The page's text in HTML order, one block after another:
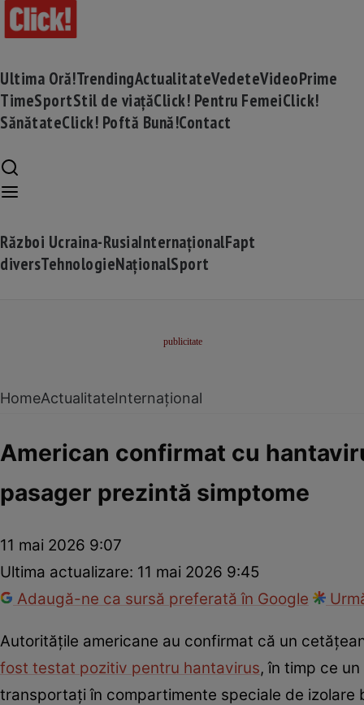
Ultima Oră!TrendingActualitateVedeteVideoPrime
TimeSportStil de viațăClick! Pentru FemeiClick!
SănătateClick! Poftă Bună!Contact
Război Ucraina-RusiaInternaționalFapt
diversTehnologieNaționalSport
HomeActualitateInternațional
American confirmat cu
pasager prezintă simptome
11 mai 2026 9:07
Ultima actualizare: 11 mai 2026 9:45
Adaugă-ne ca sursă preferată în Google
Autoritățile americane au confirmat că un
fost testat pozitiv pentru hantavirus, în timp ce
transportați în compartimente speciale de